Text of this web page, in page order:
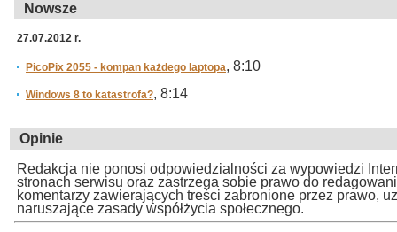
Nowsze
27.07.2012 r.
PicoPix 2055 - kompan każdego laptopa, 8:10
Windows 8 to katastrofa?, 8:14
Opinie
Redakcja nie ponosi odpowiedzialności za wypowiedzi
stronach serwisu oraz zastrzega sobie prawo do
komentarzy zawierających treści zabronione przez prawo,
naruszające zasady współżycia społecznego.